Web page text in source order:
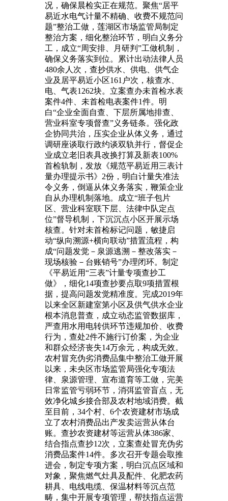
况，确保晨检实正在规范。聚焦“居平
易近水电气计量不精确、收费不规范问
题”整治工做，莲湖区市场监管局制定
整治方案，细化整治环节，明白义务分
工，成立“周安排、月研判”工做机制，
确保义务落实到位。累计出动法律人员
480余人次，查抄供水、供电、供气企
业及居平易近小区161户次，核查水、
电、气表1262块。立案查办未首检水表
案件4件、未首检电表案件1件。明
白“企业全面自查、下层所属地排查、
营业科室专项督查”义务链条。强化政
企协同共治，压实企业从体义务，通过
调研座谈取行政约谈双轨并行，督促企
业成立老旧表具改换打算及新表100%
首检轨制，发放《规范平易近用三表计
量办理提示书》2份，明白计量失准法
令义务，倒逼从体义务落实，鞭策企业
自从办理机制落地。成立“班子包片
区、营业科室联下层、法律中队定点
位”督导机制，下沉沉点小区开展示场
核查。针对未首检标记问题，敏捷启
动“纵向溯源+横向联动”措置流程，构
成“问题发觉－泉源逃溯－整改落实－
现场核验－台账销号”办理闭环。制定
《平易近用“三表”计量专项查抄工
做》，细化14项查抄要点取9项措置根
据，提高问题发觉精准度。完成2019年
以来全区新建室第小区及供气供水企业
根本消息普查，成立动态监管数据库，
严查用水用电转供环节违规加价、收费
行为，查处2件不施行订价案，为企业
和群众经济丧失14万余元，构成无效。
农村冒充伪劣消费品集中整治工做开展
以来，未央区市场监管局强化专项法
律、泉源管理、宣布道育等工做，完美
日常监管亏弱环节，消弭监管盲点，无
效净化城乡接合部及农村地域消费。截
至目前，34个村、6个农资建材市场成
立了农村消费品出产发卖运营从体台
账。查抄农资建材等运营从体386家、
结合指点查抄12次，立案查处冒充伪劣
消费品案件14件。多次召开专题会取推
进会，制定专项方案，明白沉点区域和
对象，聚焦燃气灶具及配件、化肥农药
耕具、电线电缆、保温材料等沉点范
畴，集中开展专项管理，帮扶指点运营